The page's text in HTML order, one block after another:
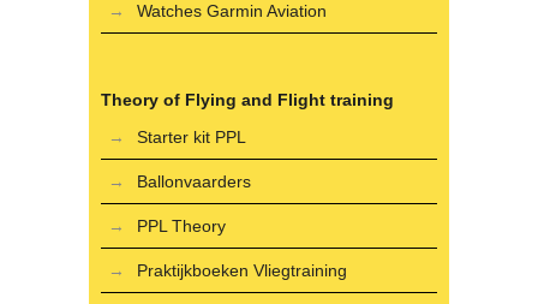
Watches Garmin Aviation
Theory of Flying and Flight training
Starter kit PPL
Ballonvaarders
PPL Theory
Praktijkboeken Vliegtraining